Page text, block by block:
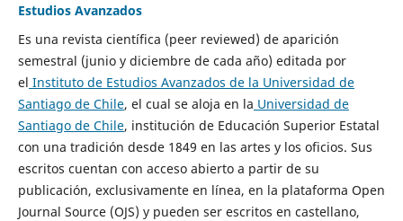
Estudios Avanzados
Es una revista científica (peer reviewed) de aparición
semestral (junio y diciembre de cada año) editada por
el Instituto de Estudios Avanzados de la Universidad de
Santiago de Chile, el cual se aloja en la Universidad de
Santiago de Chile, institución de Educación Superior Estatal
con una tradición desde 1849 en las artes y los oficios. Sus
escritos cuentan con acceso abierto a partir de su
publicación, exclusivamente en línea, en la plataforma Open
Journal Source (OJS) y pueden ser escritos en castellano,